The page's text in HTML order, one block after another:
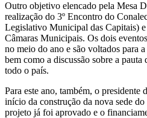
Outro objetivo elencado pela Mesa
realização do 3º Encontro do
Legislativo Municipal das Capitais)
Câmaras Municipais. Os dois
no meio do ano e são voltados para
bem como a discussão sobre a
todo o país.
Para este ano, também, o
início da construção da nova sede
projeto já foi aprovado e o